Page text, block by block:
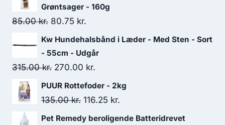
Grøntsager - 160g
85.00kr. Den
oprindelige
pris
var:
85.00 kr..
80.75 kr.
aktuelle
pris
er:
80.75 kr..
Kw Hundehalsbånd i Læder - Med Sten - Sort
- 55cm - Udgår
315.00kr. Den
oprindelige
pris
270.00 kr.
aktuelle
pris
PUUR Rottefoder - 2kg
135.00kr. Den
oprindelige
116.25 kr.
aktuelle
Pet Remedy beroligende Batteridrevet